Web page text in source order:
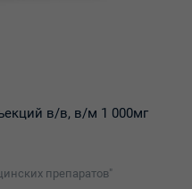
в/в, в/м 1 000мг
препаратов"